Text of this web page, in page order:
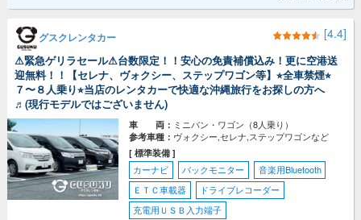
グスクレンタカー [4.4]
⚠︎緊急ゲリラセール⚠︎台数限定！！安心の免責補償込み！更に空港送
迎無料！！【セレナ、ヴォクシー、ステップワゴン等】⭐︎全車禁煙⭐︎
７〜８人乗り⭐︎当店のレンタカーで快適な沖縄旅行をお探しの方へ
♬(現行モデルではございません)
車 両： ミニバン・ワゴン（8人乗り）
参考車種： ヴォクシー,セレナ,ステップワゴンなど
[ 標準装備 ]
カーナビ バックモニター
音楽用Bluetooth
ＥＴＣ車載器
ドライブレコーダー
充電用ＵＳＢ入力端子